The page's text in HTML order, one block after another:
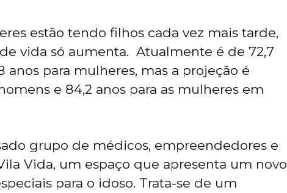
estão tendo filhos cada vez mais tarde,
vida só aumenta. Atualmente é de 72,7
anos para mulheres, mas a projeção é
e 84,2 anos para as mulheres em
grupo de médicos, empreendedores e
Vida, um espaço que apresenta um novo
para o idoso. Trata-se de um